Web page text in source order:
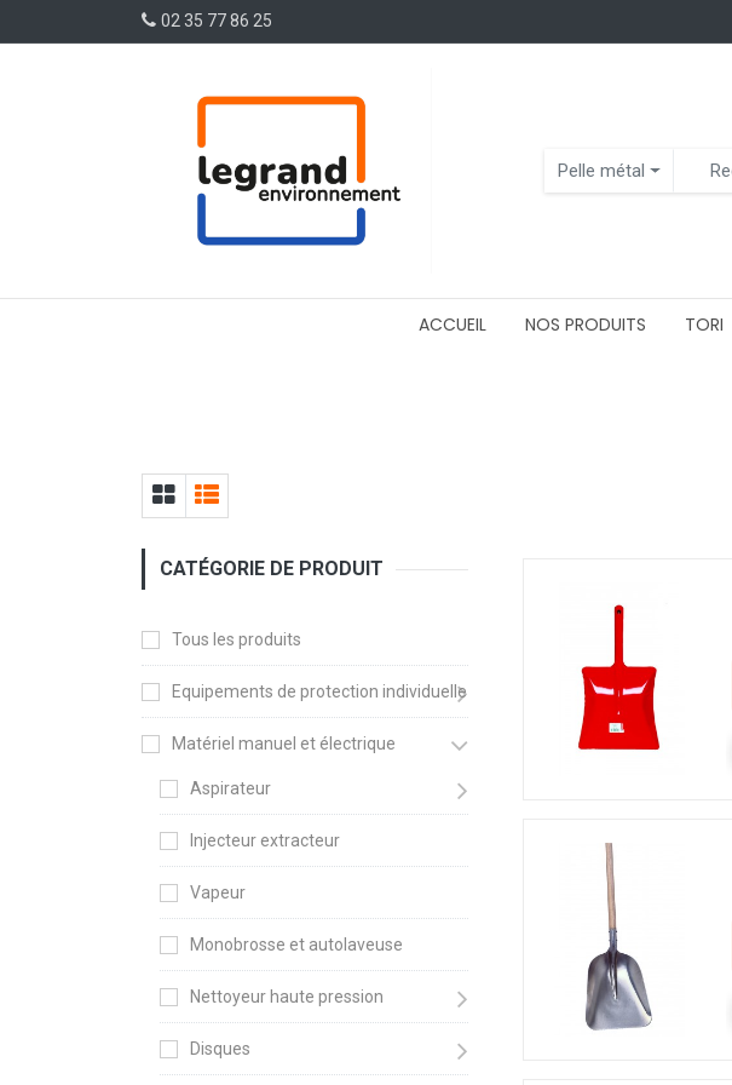
02 35 77 86 25
Pelle métal
ACCUEIL NOS PRODUITS TORI
CATÉGORIE DE PRODUIT
Tous les produits
Equipements de protection individuelle
Matériel manuel et électrique
Aspirateur
Injecteur extracteur
Vapeur
Monobrosse et autolaveuse
Nettoyeur haute pression
Disques